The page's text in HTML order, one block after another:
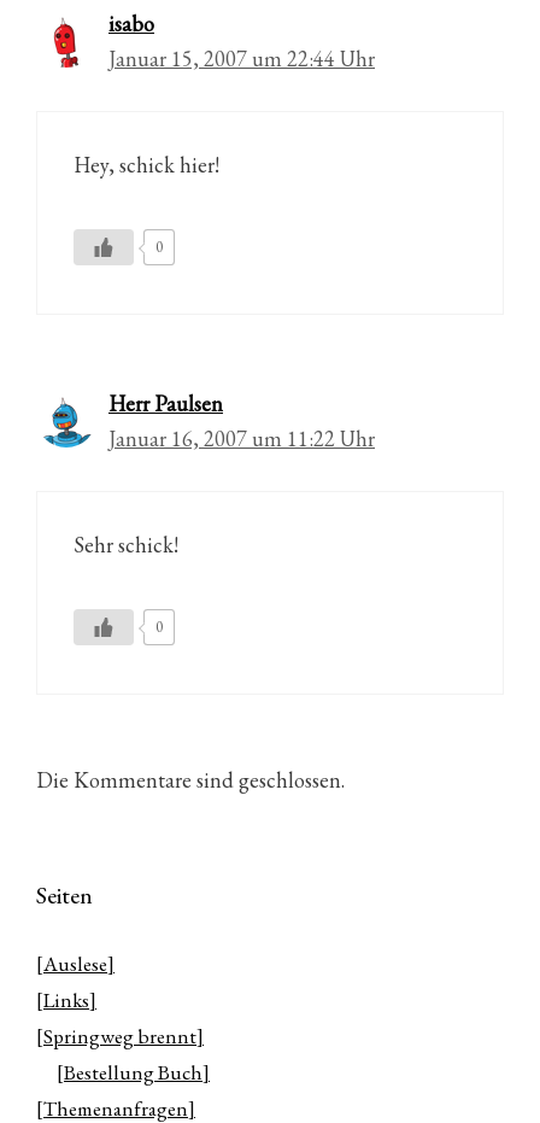
isabo
Januar 15, 2007 um 22:44 Uhr
Hey, schick hier!
0
Herr Paulsen
Januar 16, 2007 um 11:22 Uhr
Sehr schick!
0
Die Kommentare sind geschlossen.
Seiten
[Auslese]
[Links]
[Springweg brennt]
[Bestellung Buch]
[Themenanfragen]